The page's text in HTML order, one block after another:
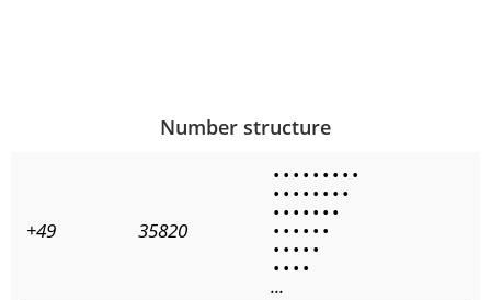
Number structure
+49 35820
• • • • • • • • •
• • • • • • • •
• • • • • • •
• • • • • •
• • • • •
• • • •
...